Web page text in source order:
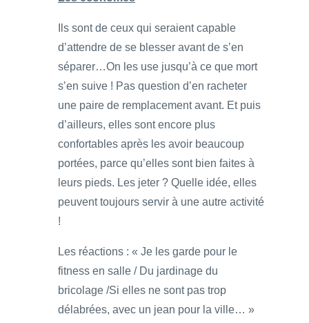
Ils sont de ceux qui seraient capable
d’attendre de se blesser avant de s’en
séparer…On les use jusqu’à ce que mort
s’en suive ! Pas question d’en racheter
une paire de remplacement avant. Et puis
d’ailleurs, elles sont encore plus
confortables après les avoir beaucoup
portées, parce qu’elles sont bien faites à
leurs pieds. Les jeter ? Quelle idée, elles
peuvent toujours servir à une autre activité
!
Les réactions : « Je les garde pour le
fitness en salle / Du jardinage du
bricolage /Si elles ne sont pas trop
délabrées, avec un jean pour la ville… »